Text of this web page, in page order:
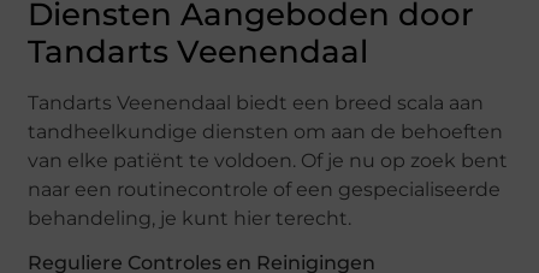
Diensten Aangeboden door
Tandarts Veenendaal
Tandarts Veenendaal biedt een breed scala aan
tandheelkundige diensten om aan de behoeften
van elke patiënt te voldoen. Of je nu op zoek bent
naar een routinecontrole of een gespecialiseerde
behandeling, je kunt hier terecht.
Reguliere Controles en Reinigingen